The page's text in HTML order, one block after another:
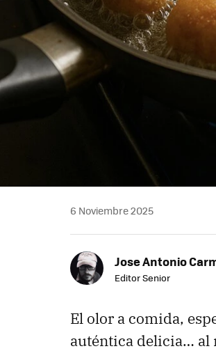
6 Noviembre 2025
Jose Antonio
Editor Senior
El olor a comida,
auténtica delicia… al